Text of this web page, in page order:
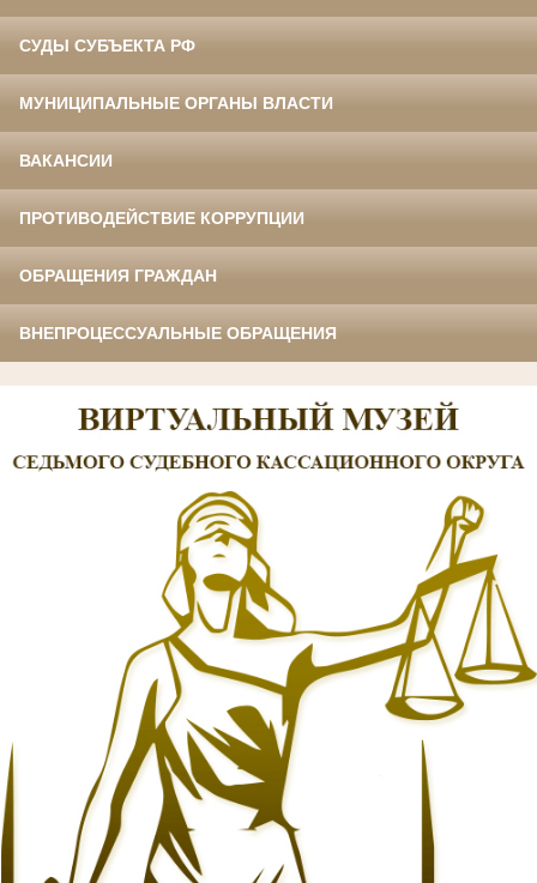
СУДЫ СУБЪЕКТА РФ
МУНИЦИПАЛЬНЫЕ ОРГАНЫ ВЛАСТИ
ВАКАНСИИ
ПРОТИВОДЕЙСТВИЕ КОРРУПЦИИ
ОБРАЩЕНИЯ ГРАЖДАН
ВНЕПРОЦЕССУАЛЬНЫЕ ОБРАЩЕНИЯ